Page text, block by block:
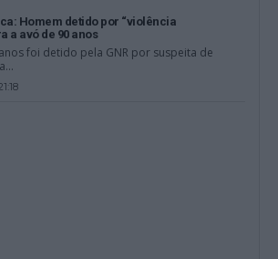
Homem detido por “violência
a avó de 90 anos
foi detido pela GNR por suspeita de